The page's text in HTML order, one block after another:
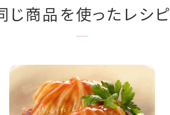
じ商品を使ったレシピ